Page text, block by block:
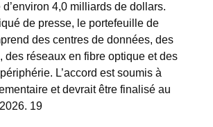
d’environ 4,0 milliards de dollars.
de presse, le portefeuille de
des centres de données, des
des réseaux en fibre optique et des
L’accord est soumis à
et devrait être finalisé au
19